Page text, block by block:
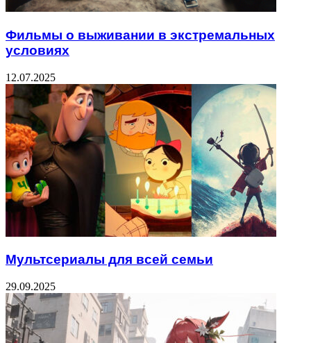
Фильмы о выживании в экстремальных
условиях
12.07.2025
Мультсериалы для всей семьи
29.09.2025